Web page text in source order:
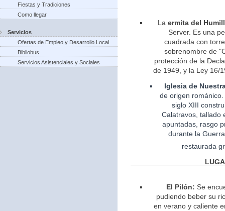
Fiestas y Tradiciones
Como llegar
Servicios
Ofertas de Empleo y Desarrollo Local
Bibliobus
Servicios Asistenciales y Sociales
La ermita del
Server. Es una
cuadrada con
sobrenombre de
protección de la
de 1949, y la Ley 16/
Iglesia de
deorigen
siglo XIII
Calatravos, tallado
apuntadas, rasgo
durante la
restaurada
El Pilón: Se
pudiendo beber su
en verano y caliente